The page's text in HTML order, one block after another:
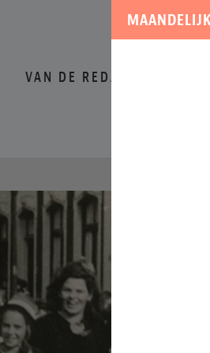
VAN DE REDACTIE